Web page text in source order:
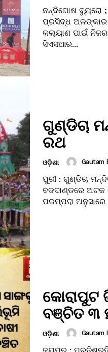
ନନ୍ଦିଘୋଷ
ପ୍ରସିଦ୍ଧ ଅଳଙ୍କାର
କଲ୍ୟାଣ ପାଇଁ ନିଜର
ସିଏସଆର...
ଗୁଣ୍ଡିଚା
ରଥ
ଓଡ଼ିଶା Gautam
ପୁରୀ : ଗୁଣ୍ଡିଚା
ବଡଦାଣ୍ଡରେ ଅଟକ
ପରମ୍ପରା
କୋରାପୁଟ
ବଞ୍ଚିତ ୩
ଓଡ଼ିଶା Gautam
ଜୟପୁର : ପ୍ରତିଶ୍ରୁତି